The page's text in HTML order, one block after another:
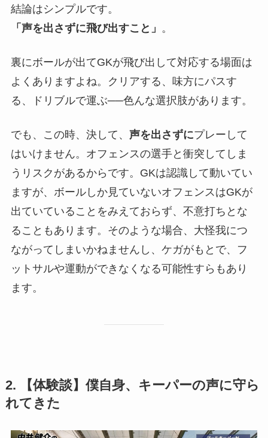
結論はシンプルです。
「声を出さずに飛び出すこと」 。
裏にボールが出てGKが飛び出して対応する場面は
よくありますよね。クリアする、味方にパスす
る、ドリブルで運ぶ──色んな選択肢があります。
でも、この時、決して、 声を出さずにプレーして
はいけません。オフェンスの選手と衝突してしま
うリスクがあるからです。GKは認識して動いてい
ますが、ボールしか見ていないオフェンスはGKが
出ていていることをみえておらず、不意打ちとな
ることもあります。そのような場合、大怪我につ
ながってしまいかねませんし、ケガがもとで、フ
ットサルや運動ができなくなる可能性すらもあり
ます。
2. 【体験談】僕自身、キーパーの声に守ら
れてきた